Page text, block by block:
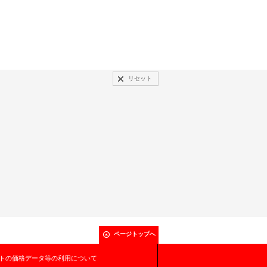
リセット
ページトップへ
の価格データ等の利用について